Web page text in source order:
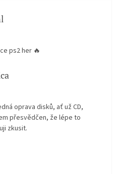
je 5 z 5 hvězdiček.
ps2 her 🔥
je 5 z 5 hvězdiček.
oprava disků, ať už CD,
přesvědčen, že lépe to
zkusit.
je 5 z 5 hvězdiček.